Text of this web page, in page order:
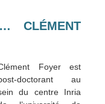
CLÉMENT
Foyer est
doctorant au
du centre Inria